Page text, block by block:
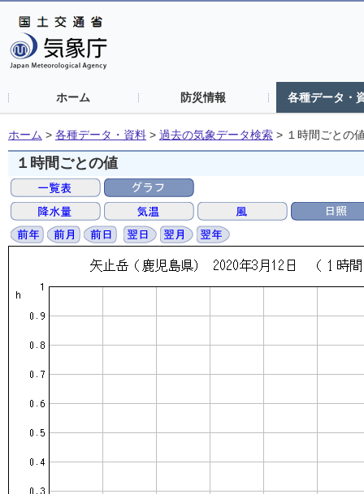
ホーム 防災情報 各種データ・
ホーム > 各種データ・資料 > 過去の気象データ検索 > １時間ごとの
１時間ごとの値